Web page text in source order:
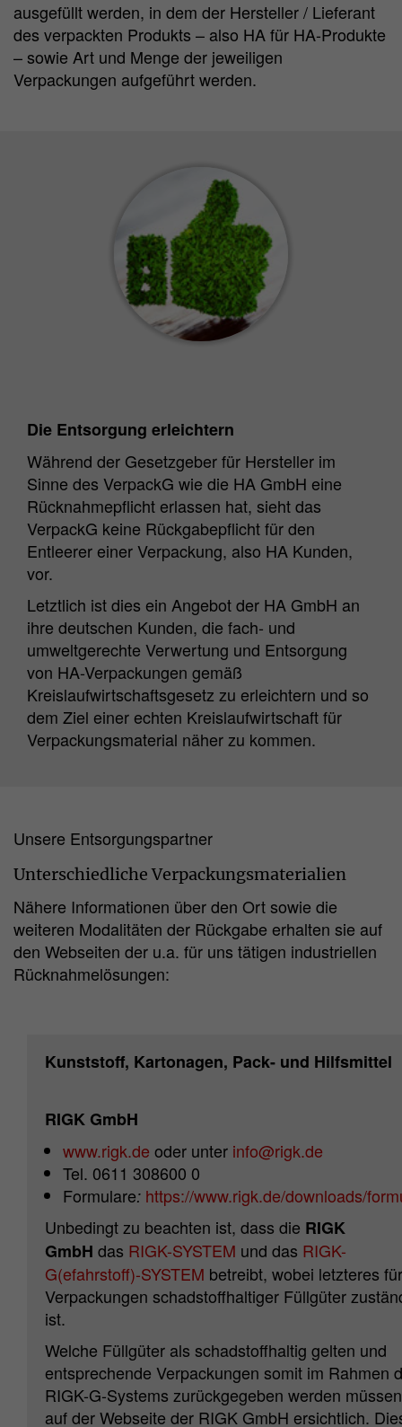
ausgefüllt werden, in dem der Hersteller / Lieferant
des verpackten Produkts – also HA für HA-Produkte
– sowie Art und Menge der jeweiligen
Verpackungen aufgeführt werden.
Die Entsorgung erleichtern
Während der Gesetzgeber für Hersteller im
Sinne des VerpackG wie die HA GmbH eine
Rücknahmepflicht erlassen hat, sieht das
VerpackG keine Rückgabepflicht für den
Entleerer einer Verpackung, also HA Kunden,
vor.
Letztlich ist dies ein Angebot der HA GmbH an
ihre deutschen Kunden, die fach- und
umweltgerechte Verwertung und Entsorgung
von HA-Verpackungen gemäß
Kreislaufwirtschaftsgesetz zu erleichtern und so
dem Ziel einer echten Kreislaufwirtschaft für
Verpackungsmaterial näher zu kommen.
Unsere Entsorgungspartner
Unterschiedliche Verpackungsmaterialien
Nähere Informationen über den Ort sowie die
weiteren Modalitäten der Rückgabe erhalten sie auf
den Webseiten der u.a. für uns tätigen industriellen
Rücknahmelösungen:
Kunststoff, Kartonagen, Pack- und Hilfsmittel
RIGK GmbH
www.rigk.de oder unter info@rigk.de
Tel. 0611 308600 0
Formulare: https://www.rigk.de/downloads/
Unbedingt zu beachten ist, dass die RIGK
GmbH das RIGK-SYSTEM und das RIGK-
G(efahrstoff)-SYSTEM betreibt, wobei letzteres für
Verpackungen schadstoffhaltiger Füllgüter
ist.
Welche Füllgüter als schadstoffhaltig gelten und
entsprechende Verpackungen somit im Rahmen
RIGK-G-Systems zurückgegeben werden
auf der Webseite der RIGK GmbH ersichtlich.